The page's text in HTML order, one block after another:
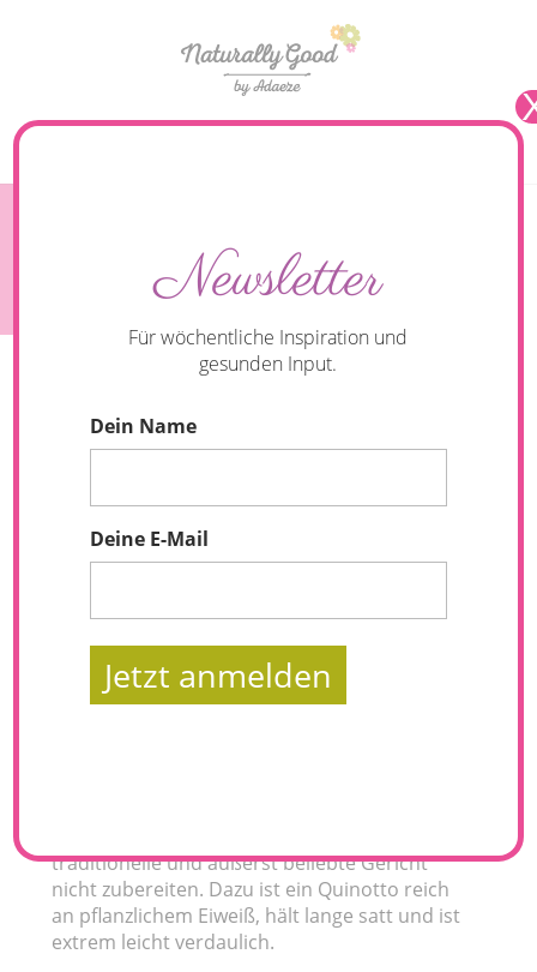
verdaulich & gesund}
traditionelle und äußerst beliebte Gericht
nicht zubereiten. Dazu ist ein Quinotto reich
an pflanzlichem Eiweiß, hält lange satt und ist
extrem leicht verdaulich.
Newsletter
Für wöchentliche Inspiration und
gesunden Input.
Dein Name
Deine E-Mail
Jetzt anmelden